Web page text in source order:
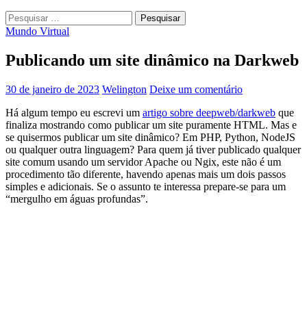
Pesquisar
por:
Mundo Virtual
Publicando um site dinâmico na Darkweb
30 de janeiro de 2023 Welington Deixe um comentário
Há algum tempo eu escrevi um artigo sobre deepweb/darkweb que
finaliza mostrando como publicar um site puramente HTML. Mas e
se quisermos publicar um site dinâmico? Em PHP, Python, NodeJS
ou qualquer outra linguagem? Para quem já tiver publicado qualquer
site comum usando um servidor Apache ou Ngix, este não é um
procedimento tão diferente, havendo apenas mais um dois passos
simples e adicionais. Se o assunto te interessa prepare-se para um
“mergulho em águas profundas”.